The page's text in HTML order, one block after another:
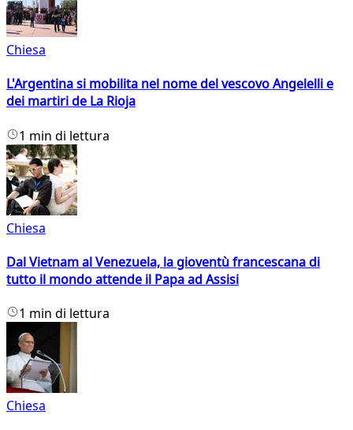
Chiesa
L'Argentina si mobilita nel nome del vescovo Angelelli e
dei martiri de La Rioja
1 min di lettura
Chiesa
Dal Vietnam al Venezuela, la gioventù francescana di
tutto il mondo attende il Papa ad Assisi
1 min di lettura
Chiesa